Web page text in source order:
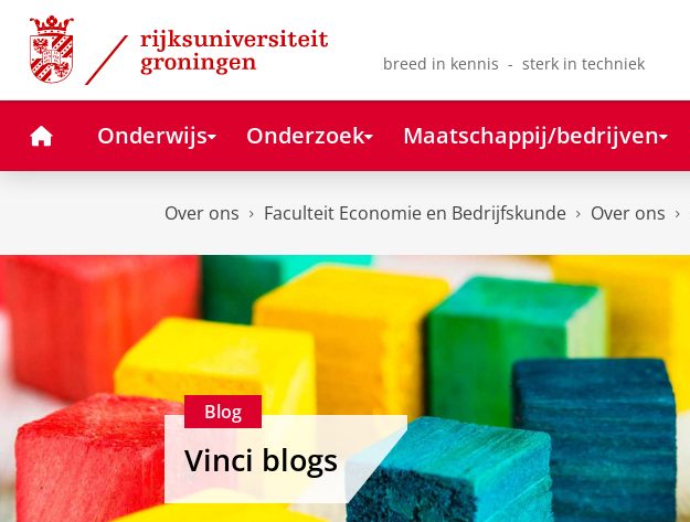
Skip
Content
Skip
Navigation
breed in kennis - sterk in techniek
HomeOnderwijs Onderzoek Maatschappij/bedrijven
Over ons Faculteit Economie en Bedrijfskunde Over ons
Blog
Vinci blogs